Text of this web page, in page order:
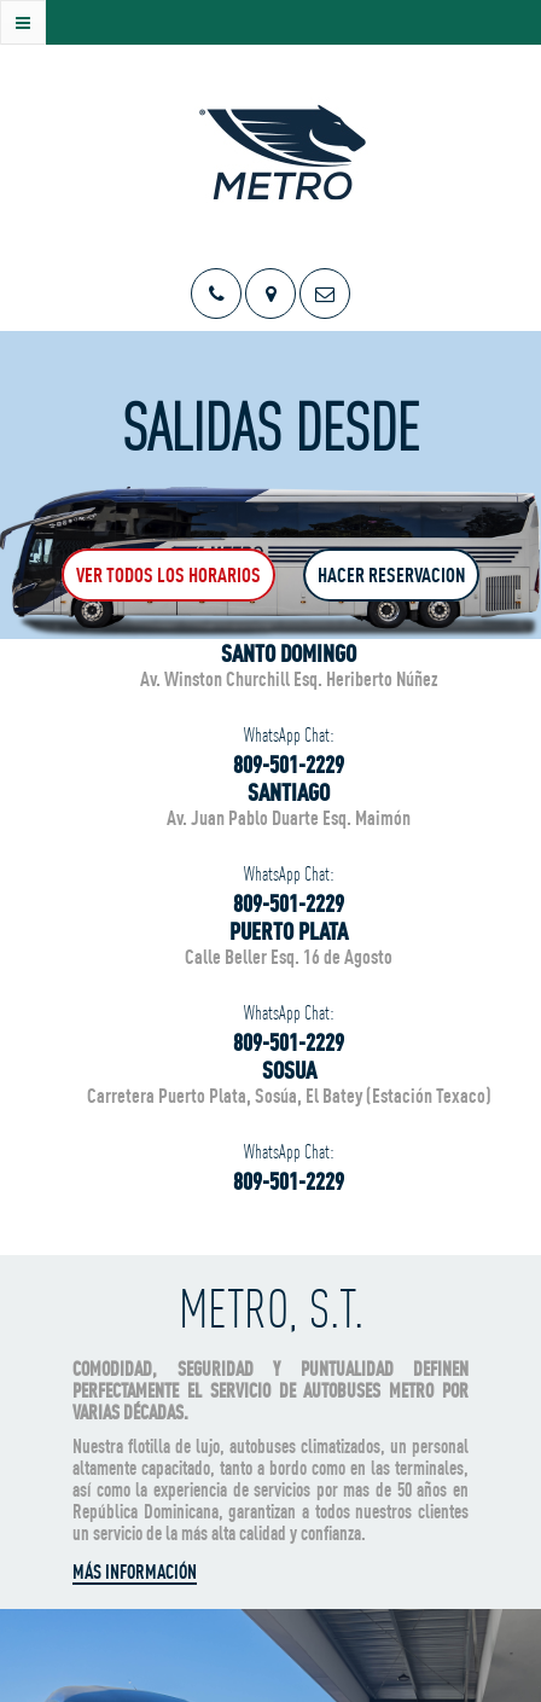
SALIDAS DESDE
SDQ
SANTO DOMINGO
STO
SANTIAGO
POP
PUERTO PLATA
SOS
SOSÚA
VER TODOS LOS HORARIOS HACER RESERVACION
SANTO DOMINGO
Av. Winston Churchill Esq. Heriberto Núñez
WhatsApp Chat:
809-501-2229
SANTIAGO
Av. Juan Pablo Duarte Esq. Maimón
WhatsApp Chat:
809-501-2229
PUERTO PLATA
Calle Beller Esq. 16 de Agosto
WhatsApp Chat:
809-501-2229
SOSUA
Carretera Puerto Plata, Sosúa, El Batey (Estación Texaco)
WhatsApp Chat:
809-501-2229
METRO, S.T.
COMODIDAD, SEGURIDAD Y PUNTUALIDAD DEFINEN
PERFECTAMENTE EL SERVICIO DE AUTOBUSES METRO POR
VARIAS DÉCADAS.
Nuestra flotilla de lujo, autobuses climatizados, un personal
altamente capacitado, tanto a bordo como en las terminales,
así como la experiencia de servicios por mas de 50 años en
República Dominicana, garantizan a todos nuestros clientes
un servicio de la más alta calidad y confianza.
MÁS INFORMACIÓN